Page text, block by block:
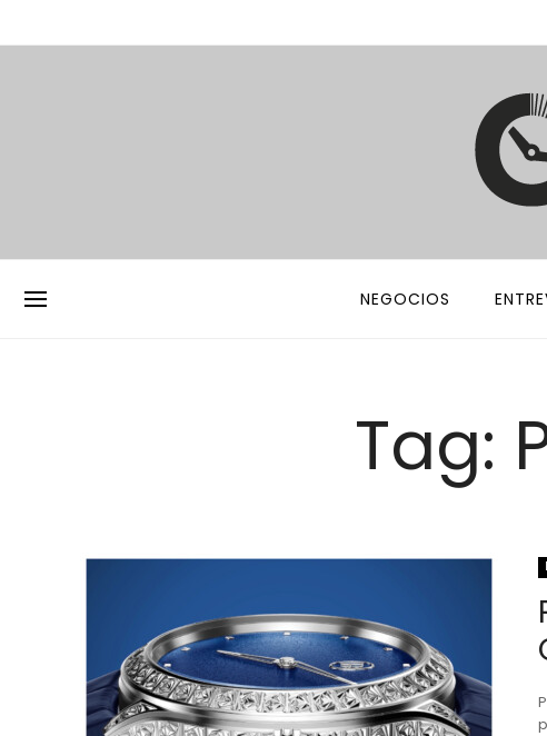
NEGOCIOS
Tag: